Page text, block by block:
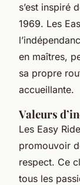
s’est inspiré
1969. Les
en maîtres,
sa propre
accueillante.
Valeurs
Les Easy
promouvoir
respect. Ce
tous les